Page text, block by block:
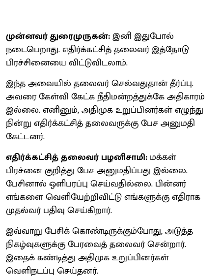
முன்னவர் துரைமுருகன்:இனி இதுபோல்
நடைபெறாது. எதிர்க்கட்சித் தலைவர் இத்தோடு
பிரச்சினையை விட்டுவிடலாம்.
இந்த அவையில் தலைவர் செல்வதுதான் தீர்ப்பு.
அவரை கேள்வி கேட்க நீதிமன்றத்துக்கே அதிகாரம்
இல்லை. எனினும், அதிமுக உறுப்பினர்கள் எழுந்து
நின்று எதிர்க்கட்சித் தலைவருக்கு பேச அனுமதி
கேட்டனர்.
எதிர்க்கட்சித் தலைவர் பழனிசாமி: மக்கள்
பிரச்னை குறித்து பேச அனுமதிப்பது இல்லை.
பேசினால் ஒளிபரப்பு செய்வதில்லை. பின்னர்
எங்களை வெளியேற்றிவிட்டு எங்களுக்கு எதிராக
முதல்வர் பதிவு செய்கிறார்.
இவ்வாறு பேசிக் கொண்டிருக்கும்போது, அடுத்த
நிகழ்வுகளுக்கு பேரவைத் தலைவர் சென்றார்.
இதைக் கண்டித்து அதிமுக உறுப்பினர்கள்
வெளிநடப்பு செய்தனர்.